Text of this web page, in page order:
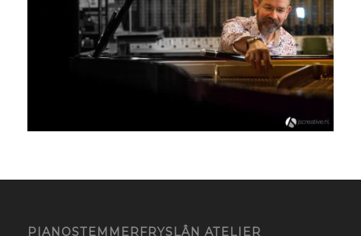
PIANOSTEMMERFRYSLÂN ATELIER